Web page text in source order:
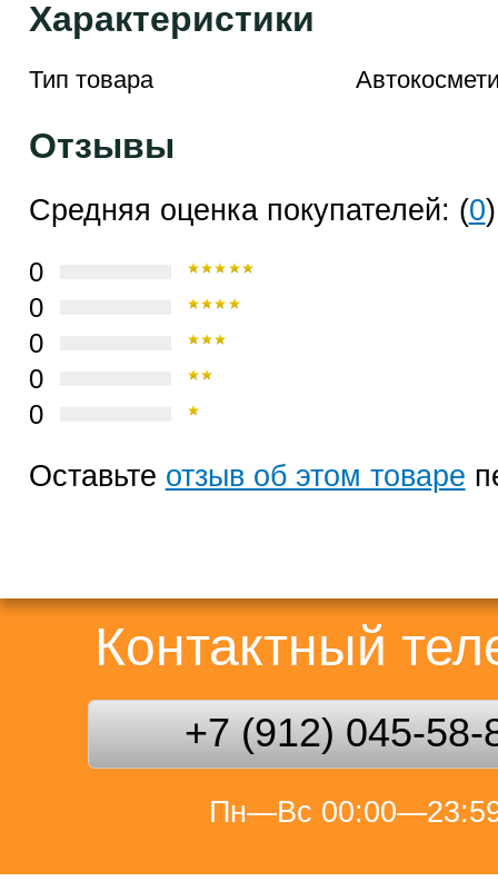
Характеристики
Тип товара
Отзывы
Средняя оценка покупателей: (0)
0
0
0
0
0
Оставьте отзыв об этом товаре
Контактный
+7 (912) 045-58-
Пн—Вс